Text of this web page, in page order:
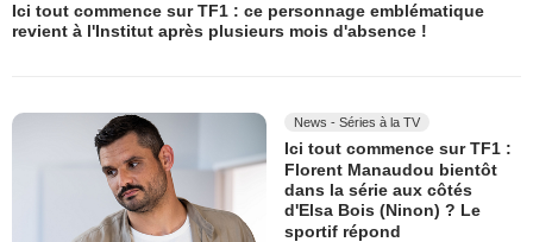
Ici tout commence sur TF1 : ce personnage emblématique
revient à l'Institut après plusieurs mois d'absence !
News - Séries à la TV
Ici tout commence sur TF1 :
Florent Manaudou bientôt
dans la série aux côtés
d'Elsa Bois (Ninon) ? Le
sportif répond